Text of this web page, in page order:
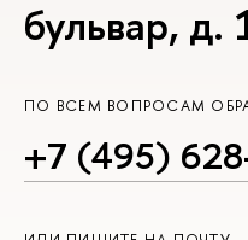
бульвар, д.
ПО ВСЕМ ВОПРОСАМ
+7 (495)